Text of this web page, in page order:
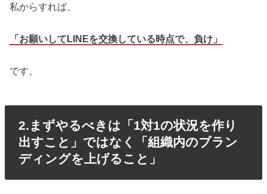
私からすれば、
「お願いしてLINEを交換している時点で、負け」
です。
2.まずやるべきは「1対1の状況を作り
出すこと」ではなく「組織内のブラン
ディングを上げること」